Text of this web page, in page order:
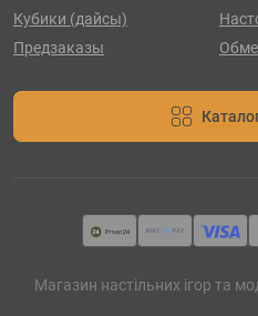
Кубики (дайсы)
Предзаказы
Магазин настільних ігор та